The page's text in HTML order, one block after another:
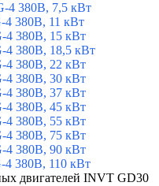
4 380В, 7,5 кВт
4 380В, 11 кВт
4 380В, 15 кВт
4 380В, 18,5 кВт
4 380В, 22 кВт
4 380В, 30 кВт
4 380В, 37 кВт
4 380В, 45 кВт
4 380В, 55 кВт
4 380В, 75 кВт
4 380В, 90 кВт
4 380В, 110 кВт
двигателей INVT GD30